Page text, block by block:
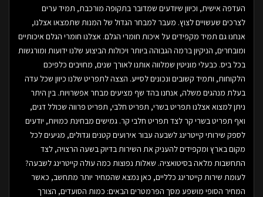
העדפה אישית, וכיוון שיודעים שמדובר בתקופה מורכבת, תמיד ערים
לצרכים שעשויים לצוץ. מעבר למבחר הגדול של המנות שתמצאו אצלנו,
אנחנו גם תמיד מקפידים על איכות חומרי הגלם. אצלנו חומרי הגלם איכותיים
ומובחרים, הניקיון ברמה הגבוהה ביותר ויכולות הביצוע שלנו ידועות ומורגשות
בכל ביס. כבעלי מוניטין שמלווה אותנו לאורך שנים, מחויבים כלפיכם
הלקוחות, ותמיד קשובים ונכונים לסייע. הצצה לתפריט שלנו כיוון שכל עדה
בעלת מנהגים משלה, אנחנו בהד שף מציעים מבחר אפשרויות. בין היתר
ניתן למצוא אצלנו תפריט בשרי, תפריט חלבי, תפריט פרווה שכולל דגים,
ואף תפריט בשרי קר לצד תפריט חלבי קר. גמישים מבחינת כמויות, יודעים
לספק שירותי קייטרינג לשבעה עבור אירועים קטנים וגדולים, מגיעים לכל
מקום בארץ ומקפידים להעניק את השירות בדיוק בשעה הרצויה, לצד
התחשבות מלאה בסיטואציה. שאלות נפוצות כמה עולה קייטרינג לשבעה?
לעומת שירות קייטרינג כלליים, כאן נמצא שהמחיר יותר מתחשב, כאשר
המחיר הסופי מושפע מסך הפרמטרים הבאים: כמות הסועדים, הצורך